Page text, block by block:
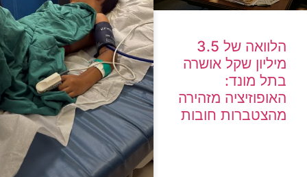
הלוואה של 3.5
מיליון שקל אושרה
בתל מונד:
האופוזיציה מזהירה
מהצטברות חובות